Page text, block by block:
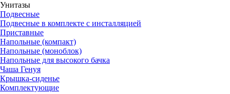
Унитазы
Подвесные
Подвесные в комплекте с инсталляцией
Приставные
Напольные (компакт)
Напольные (моноблок)
Напольные для высокого бачка
Чаша Генуя
Крышка-сиденье
Комплектующие